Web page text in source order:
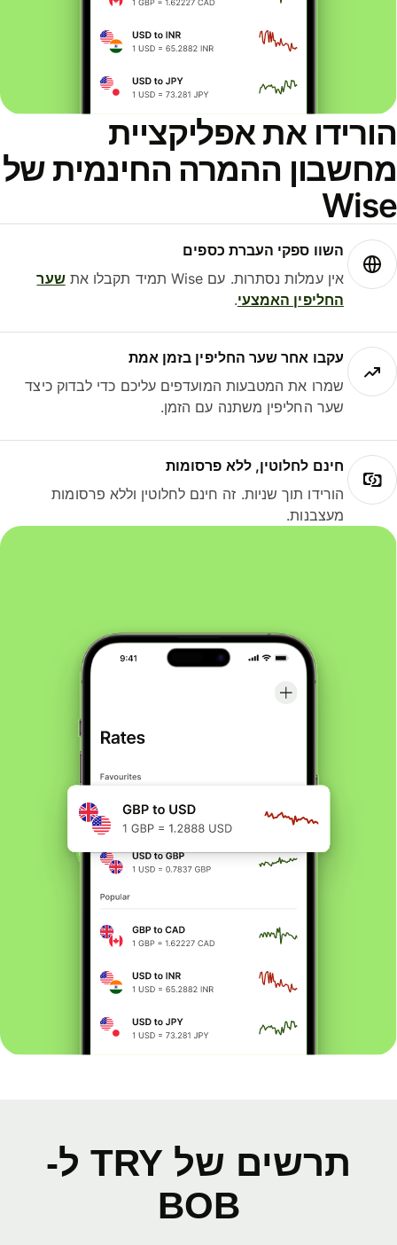
את אפליקציית
ההמרה החינמית של
השוו ספקי העברת כספים
אין עמלות נסתרות. עם Wise תמיד תקבלו את
שער
החליפין האמצעי.
עקבו אחר שער החליפין בזמן אמת
שמרו את המטבעות המועדפים עליכם כדי לבדוק כיצד
שער החליפין משתנה עם הזמן.
חינם לחלוטין, ללא פרסומות
הורידו תוך שניות. זה חינם לחלוטין וללא פרסומות
מעצבנות.
תרשים של TRY ל-
BOB